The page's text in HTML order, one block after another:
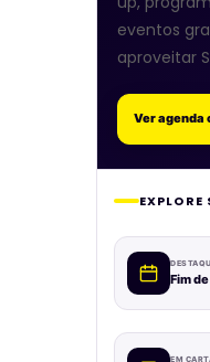
eventos
aproveitar
Ver agenda
EXPLORE
Fim
EM